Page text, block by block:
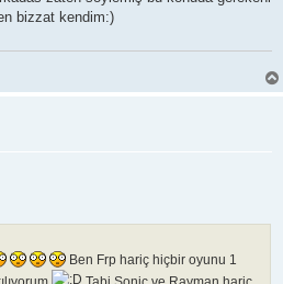
bizzat kendim:)
Ben Frp hariç hiçbir oyunu 1